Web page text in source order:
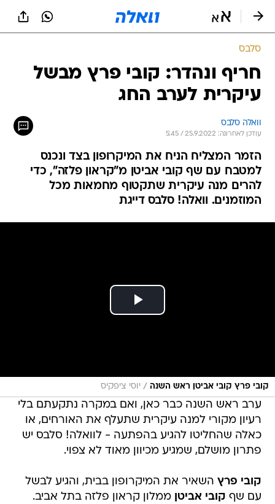
סלבס
חריף ונהדר: קובי פרץ מבשל
עיקרית לערב החג
וואלה סלבס
עודכן לאחרונה: 25.9.2022 / 5:45
הזמר המצליח הניח את המיקרופון בצד ונכנס
למטבח עם שף קובי אביטן מ"קראון פלזה", כדי
להרים מנה עיקרית שתקטוף מחמאות מכל
המוזמנים. וואלה! סלבס דייגת
קובי פרץ קובי אביטן ראש השנה / יוסי ציפקיס
ערב ראש השנה כבר כאן, ואם במקרה נתקעתם בלי
רעיון מקורי למנה עיקרית שתעלף את האורחים, או
כאלה שהחליטו להגיע בהפתעה - לוואלה! סלבס יש
פתרון מושלם, שמגיע מכיוון מאוד לא צפוי.
קובי פרץ השאיר את המיקרופון בבית, והגיע לבשל
עם שף קובי אביטן ממלון קראון פלזה בתל אביב.